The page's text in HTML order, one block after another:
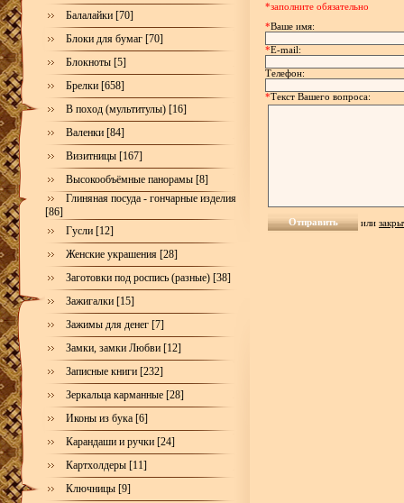
Балалайки [70]
Блоки для бумаг [70]
Блокноты [5]
Брелки [658]
В поход (мультитулы) [16]
Валенки [84]
Визитницы [167]
Высокообъёмные панорамы [8]
Глиняная посуда - гончарные изделия
[86]
Гусли [12]
Женские украшения [28]
Заготовки под роспись (разные) [38]
Зажигалки [15]
Зажимы для денег [7]
Замки, замки Любви [12]
Записные книги [232]
Зеркальца карманные [28]
Иконы из бука [6]
Карандаши и ручки [24]
Картхолдеры [11]
Ключницы [9]
*заполните обязательно
*Ваше имя:
*E-mail:
Телефон:
*Текст Вашего вопроса:
или